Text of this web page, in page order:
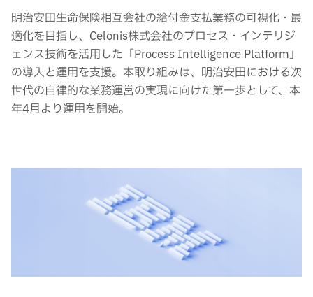
明治安田生命保険相互会社の給付金支払業務の可視化・最
適化を目指し、Celonis株式会社のプロセス・インテリジ
ェンス技術を活用した「Process Intelligence Platform」
の導入と運用を支援。本取り組みは、明治安田における次
世代の自律的な業務運営の実現に向けた第一歩として、本
年4月より運用を開始。